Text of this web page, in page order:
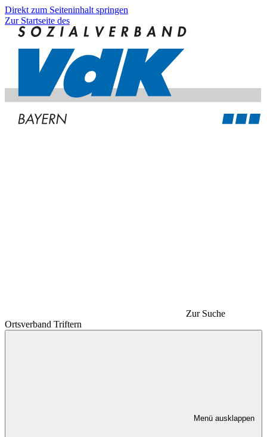
Direkt zum Seiteninhalt springen
Zur Startseite des
Zur Suche
Ortsverband Triftern
Menü ausklappen